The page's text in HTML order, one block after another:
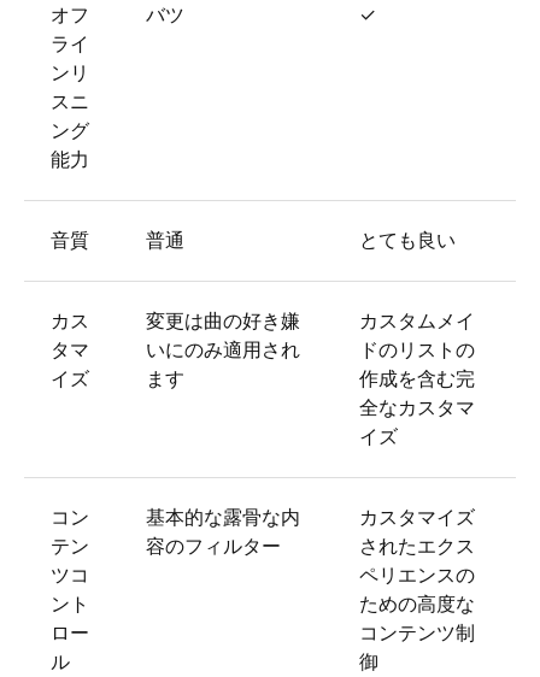
オフ
ライ
ンリ
スニ
ング
能力
バツ ✓
音質 普通 とても良い
カス
タマ
イズ
変更は曲の好き嫌
いにのみ適用され
ます
カスタムメイ
ドのリストの
作成を含む完
全なカスタマ
イズ
コン
テン
ツコ
ント
ロー
ル
基本的な露骨な内
容のフィルター
カスタマイズ
されたエクス
ペリエンスの
ための高度な
コンテンツ制
御